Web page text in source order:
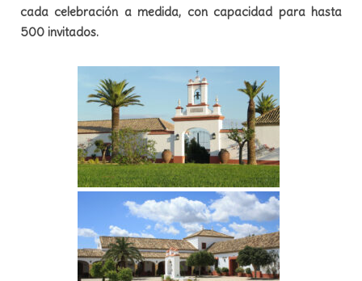
cada celebración a medida, con capacidad para hasta
500 invitados.